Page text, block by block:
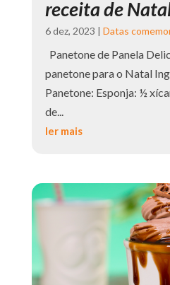
receita de
6 dez, 2023 | Datas
Panetone de Panela
panetone para o Natal
Panetone: Esponja: ½
de...
ler mais